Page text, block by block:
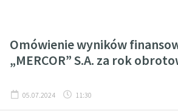
Omówienie wyników
„MERCOR” S.A. za rok
05.07.2024 11:30